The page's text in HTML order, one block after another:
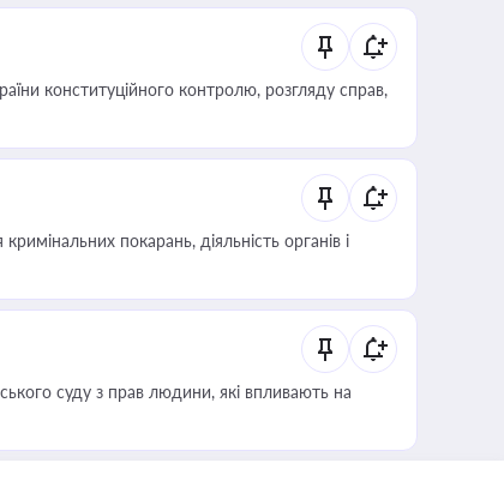
конституційного контролю, розгляду справ,
покарань, діяльність органів і
суду з прав людини, які впливають на